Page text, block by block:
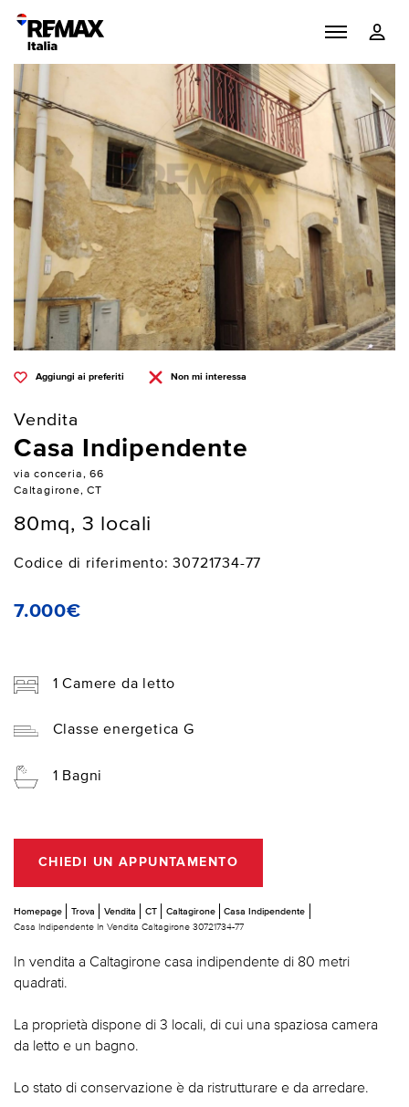
Aggiungi ai preferiti Non mi interessa
Vendita
Casa Indipendente
via conceria, 66
Caltagirone, CT
80mq, 3 locali
Codice di riferimento: 30721734-77
7.000€
1 Camere da letto
Classe energetica G
1 Bagni
CHIEDI UN APPUNTAMENTO
Homepage Trova Vendita CT Caltagirone
Casa Indipendente
Casa Indipendente In Vendita Caltagirone 30721734-77
In vendita a Caltagirone casa indipendente di 80 metri
quadrati.
La proprietà dispone di 3 locali, di cui una spaziosa camera
da letto e un bagno.
Lo stato di conservazione è da ristrutturare e da arredare.